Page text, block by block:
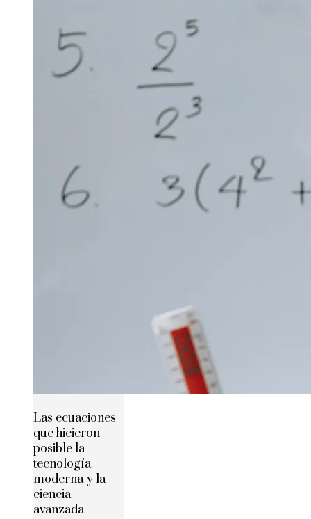
Las ecuaciones
que hicieron
posible la
tecnología
moderna y la
ciencia
avanzada